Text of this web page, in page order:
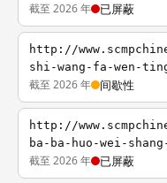
截至 2026 年 已屏蔽
http://
shi-wang-fa-wen-
截至 2026 年 间歇性
http://
ba-ba-huo-wei-
截至 2026 年 已屏蔽